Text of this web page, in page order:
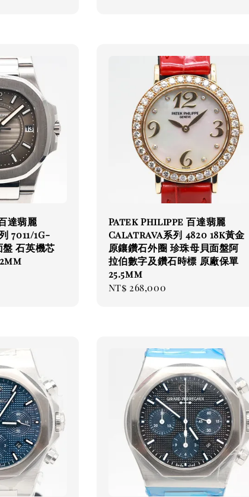
達翡麗
7011/1G-
盤 石英機芯
Patek Philippe 百達翡麗
Calatrava系列 4820 18k黃金
原鑲鑽石外圈 珍珠母貝面盤阿
拉伯數字及鑽石時標 原廠保單
25.5mm
Regular
NT$ 268,000